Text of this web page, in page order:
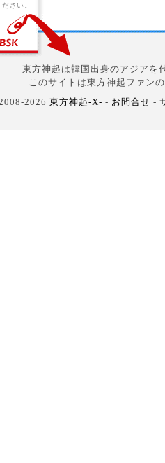
さい。
東方神起は韓国出身のアジアを
このサイトは東方神起ファン
2026 東方神起-X- - お問合せ -